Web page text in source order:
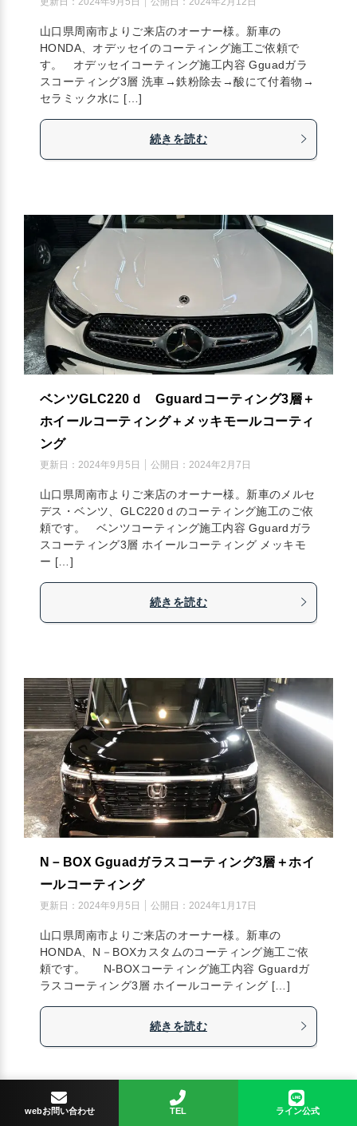
山口県周南市よりご来店のオーナー様。新車の
HONDA、オデッセイのコーティング施工ご依頼で
す。 オデッセイコーティング施工内容 Gguadガラ
スコーティング3層 洗車→鉄粉除去→酸にて付着物→
セラミック水に […]
続きを読む
ベンツGLC220ｄ Gguardコーティング3層＋
ホイールコーティング＋メッキモールコーティ
ング
更新日： 2024年9月5日 公開日： 2024年2月7日
山口県周南市よりご来店のオーナー様。新車のメルセ
デス・ベンツ、GLC220ｄのコーティング施工のご依
頼です。 ベンツコーティング施工内容 Gguardガラ
スコーティング3層 ホイールコーティング メッキモ
ー […]
続きを読む
N－BOX Gguadガラスコーティング3層＋ホイ
ールコーティング
更新日： 2024年9月5日 公開日： 2024年1月17日
山口県周南市よりご来店のオーナー様。新車の
HONDA、N－BOXカスタムのコーティング施工ご依
頼です。 N-BOXコーティング施工内容 Gguardガ
ラスコーティング3層 ホイールコーティング […]
続きを読む
webお問い合わせ TEL ライン公式